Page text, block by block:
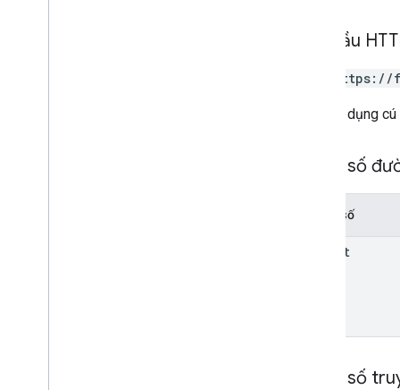
Yêu cầu
GET
URL sử dụng
Tham số
Tham số
parent
Tham số